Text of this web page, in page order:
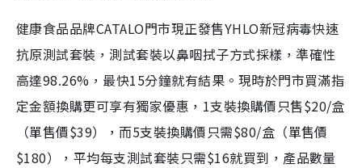
健康食品品牌CATALO門市現正發售YHLO新冠病毒快速
抗原測試套裝，測試套裝以鼻咽拭子方式採樣，準確性
高達98.26%，最快15分鐘就有結果。現時於門市買滿指
定金額換購更可享有獨家優惠，1支裝換購價只售$20/盒
（單售價$39），而5支裝換購價只需$80/盒（單售價
$180），平均每支測試套裝只需$16就買到，產品數量